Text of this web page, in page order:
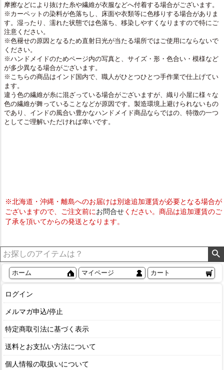
摩擦などにより抜けた糸や繊維が衣服などへ付着する場合がございます。
※カーペットの染料が色落ちし、床面や衣類等に色移りする場合がありま
す。湿ったり、濡れた状態では色落ち、移染しやすくなりますので特にご
注意ください。
※色褪せの原因となるため直射日光が当たる場所ではご使用にならないで
ください。
※ハンドメイドのためページ内の写真と、サイズ・形・色合い・模様など
が多少異なる場合がございます。
※こちらの商品はインド国内で、職人がひとつひとつ手作業で仕上げてい
ます。
違う色の繊維が糸に混ざっている場合がございますが、織り小屋に様々な
色の繊維が舞っていることなどが原因です。製造環境上避けられないもの
であり、インドの風合い豊かなハンドメイド商品ならではの、特徴の一つ
としてご理解いただければ幸いです。
※北海道・沖縄・離島へのお届けは別途追加運賃が必要となる場合が
ございますので、ご注文前にお問合せください。商品は追加運賃のご
了承を頂いてからの発送となります。
ホーム マイページ カート
ログイン
メルマガ申込/停止
特定商取引法に基づく表示
送料とお支払い方法について
個人情報の取扱いについて